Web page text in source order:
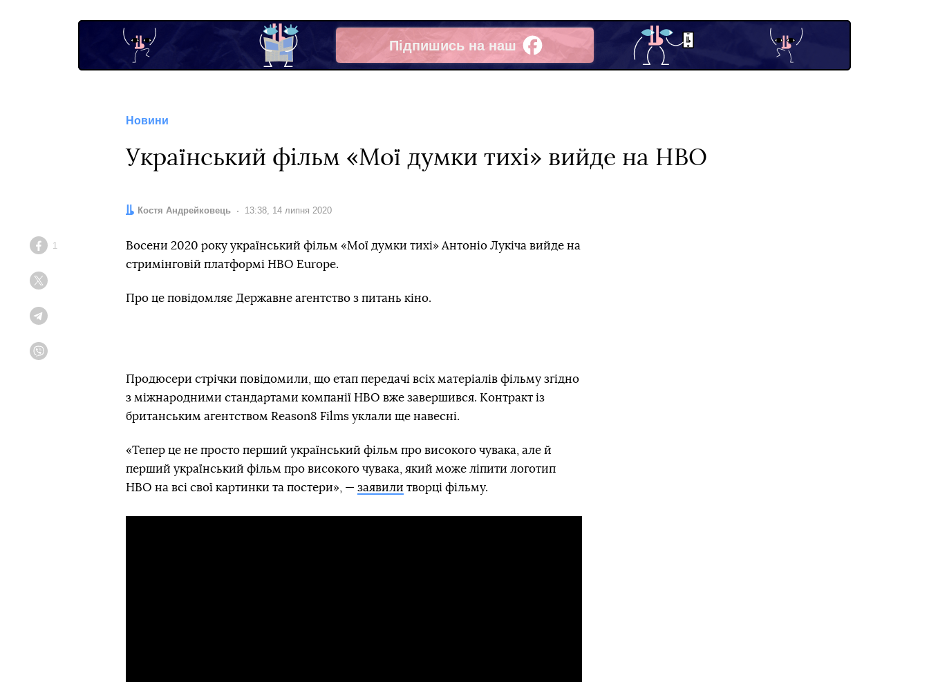
Підпишись на наш
Facebook
Новини
Український фільм «Мої думки тихі» вийде на HBO
Автор:
Костя Андрейковець Дата:
13:38, 14 липня 2020
Facebook
1
Восени 2020 року український фільм «Мої думки тихі» Антоніо Лукіча вийде на
стримінговій платформі HBO Europe.
Про це повідомляє Державне агентство з питань кіно.
Продюсери стрічки повідомили, що етап передачі всіх матеріалів фільму згідно
з міжнародними стандартами компанії HBO вже завершився. Контракт із
британським агентством Reason8 Films уклали ще навесні.
«Тепер це не просто перший український фільм про високого чувака, але й
перший український фільм про високого чувака, який може ліпити логотип
HBO на всі свої картинки та постери», — заявили творці фільму.